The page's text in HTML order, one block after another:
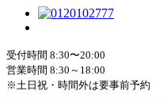
受付時間 8:30〜20:00
営業時間 8:30～18:00
※土日祝・時間外は要事前予約